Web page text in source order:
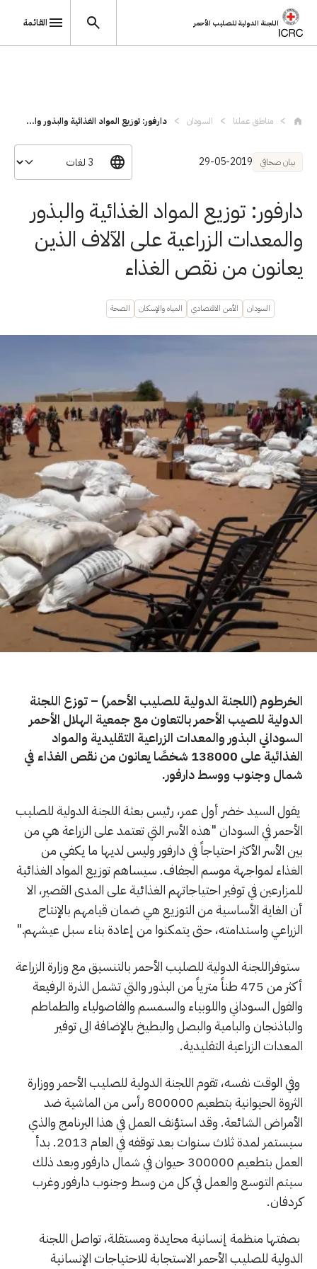
اللجنة الدولية للصليب الأحمر القائمة
مناطق عملنا السودان دارفور: توزيع المواد الغذائية والبذور وا...
بيان صحافي 29-05-2019
دارفور: توزيع المواد الغذائية والبذور
والمعدات الزراعية على الآلاف الذين
يعانون من نقص الغذاء
السودان الأمن الاقتصادي المياه والإسكان الصحة
الخرطوم (اللجنة الدولية للصليب الأحمر) – توزع اللجنة
الدولية للصيب الأحمر بالتعاون مع جمعية الهلال الأحمر
السوداني البذور والمعدات الزراعية التقليدية والمواد
الغذائية على 138000 شخصًا يعانون من نقص الغذاء في
شمال وجنوب ووسط دارفور.
يقول السيد خضر أول عمر، رئيس بعثة اللجنة الدولية للصليب
الأحمر في السودان "هذه الأسر التي تعتمد على الزراعة هي من
بين الأسر الأكثر احتياجاً في دارفور وليس لديها ما يكفي من
الغذاء لمواجهة موسم الجفاف. سيساهم توزيع المواد الغذائية
للمزارعين في توفير احتياجاتهم الغذائية على المدى القصير، الا
أن الغاية الأساسية من التوزيع هي ضمان قيامهم بالإنتاج
الزراعي واستدامته، حتى يتمكنوا من إعادة بناء سبل عيشهم."
ستوفراللجنة الدولية للصليب الأحمر بالتنسيق مع وزارة الزراعة
أكثر من 475 طناً مترياً من البذور والتي تشمل الذرة الرفيعة
والفول السوداني واللوبياء والسمسم والفاصولياء والطماطم
والباذنجان والبامية والبصل والبطيخ بالإضافة الى توفير
المعدات الزراعية التقليدية.
وفي الوقت نفسه، تقوم اللجنة الدولية للصليب الأحمر ووزارة
الثروة الحيوانية بتطعيم 800000 رأس من الماشية ضد
الأمراض الشائعة. وقد استؤنف العمل في هذا البرنامج والذي
سيستمر لمدة ثلاث سنوات بعد توقفه في العام 2013. بدأ
العمل بتطعيم 300000 حيوان في شمال دارفور وبعد ذلك
سيتم التوسع والعمل في كل من وسط وجنوب دارفور وغرب
كردفان.
بصفتها منظمة إنسانية محايدة ومستقلة، تواصل اللجنة
الدولية للصليب الأحمر الاستجابة للاحتياجات الإنسانية